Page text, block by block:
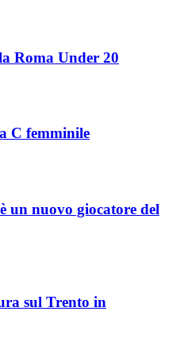
Roma Under 20
C femminile
un nuovo giocatore del
sul Trento in